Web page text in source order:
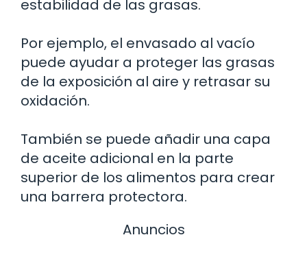
estabilidad de las grasas.
Por ejemplo, el envasado al vacío
puede ayudar a proteger las grasas
de la exposición al aire y retrasar su
oxidación.
También se puede añadir una capa
de aceite adicional en la parte
superior de los alimentos para crear
una barrera protectora.
Anuncios